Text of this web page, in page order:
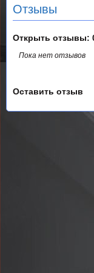
Отзывы
Открыть отзывы:
Пока нет отзывов
Оставить отзыв